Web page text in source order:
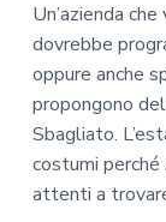
Un’azienda
dovrebbe
oppure anche
propongono
Sbagliato.
costumi
attenti a